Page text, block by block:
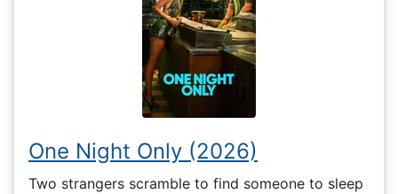
One Night Only (2026)
Two strangers scramble to find someone to sleep